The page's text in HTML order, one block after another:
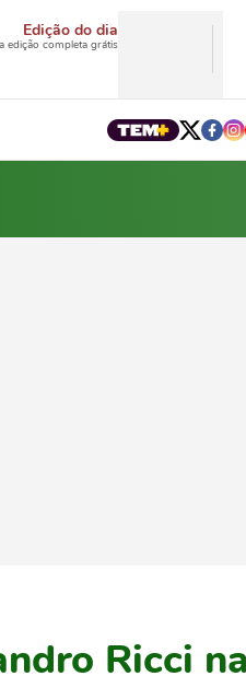
Edição do dia
edição completa grátis
Ricci